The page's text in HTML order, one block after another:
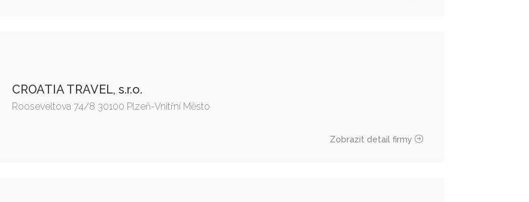
CROATIA TRAVEL, s.r.o.
Rooseveltova 74/8 30100 Plzeň-Vnitřní Město
Zobrazit detail firmy